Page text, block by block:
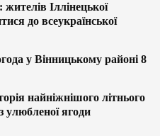
Іллінецької
до всеукраїнської
у Вінницькому районі 8
найніжнішого літнього
улюбленої ягоди